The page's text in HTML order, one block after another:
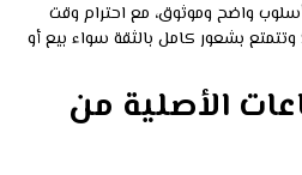
واضح وموثوق، مع احترام وقت
بشعور كامل بالثقة سواء بيع أو
الأصلية من